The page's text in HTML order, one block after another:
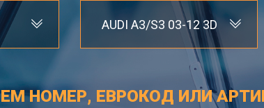
AUDI A3/S3 03-12 3D
НОМЕР, ЕВРОКОД ИЛИ